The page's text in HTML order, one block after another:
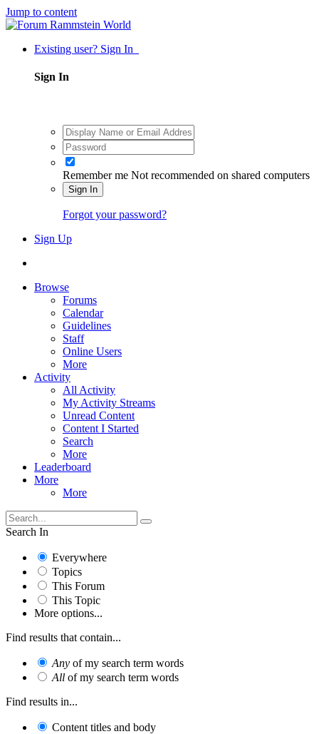
Jump to content
Existing user? Sign In
Sign In
Remember me Not recommended on shared computers
Sign In
Forgot your password?
Sign Up
Browse
Forums
Calendar
Guidelines
Staff
Online Users
More
Activity
All Activity
My Activity Streams
Unread Content
Content I Started
Search
More
Leaderboard
More
More
Search In
Everywhere
Topics
This Forum
This Topic
More options...
Find results that contain...
Any of my search term words
All of my search term words
Find results in...
Content titles and body